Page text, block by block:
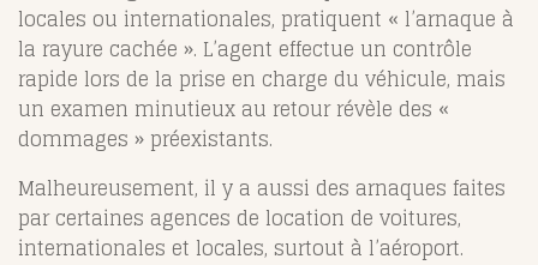
locales ou internationales, pratiquent « l’arnaque à
la rayure cachée ». L’agent effectue un contrôle
rapide lors de la prise en charge du véhicule, mais
un examen minutieux au retour révèle des «
dommages » préexistants.
Malheureusement, il y a aussi des arnaques faites
par certaines agences de location de voitures,
internationales et locales, surtout à l’aéroport.